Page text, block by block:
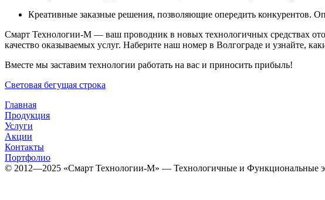
Креативные заказные решения, позволяющие опередить конкурентов.
Смарт Технологии-М — ваш проводник в новых технологичных средствах
качество оказываемых услуг. Наберите наш номер в Волгограде и узнайте,
Вместе мы заставим технологии работать на вас и приносить прибыль!
Световая бегущая строка
Главная
Продукция
Услуги
Акции
Контакты
Портфолио
© 2012­­­—2025 «Смарт Технологии-М» — Технологичные и Функциональные